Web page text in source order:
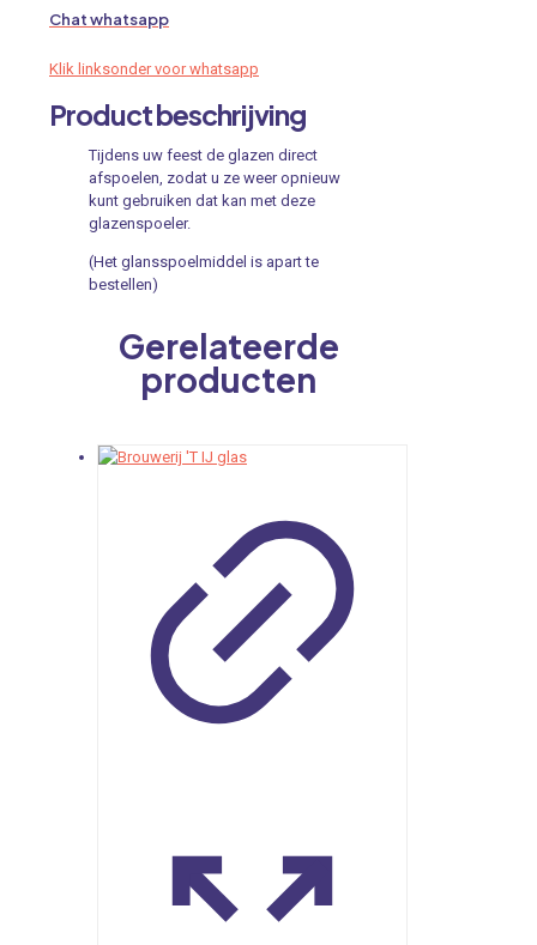
Chat whatsapp
Klik linksonder voor whatsapp
Product beschrijving
Tijdens uw feest de glazen direct
afspoelen, zodat u ze weer opnieuw
kunt gebruiken dat kan met deze
glazenspoeler.
(Het glansspoelmiddel is apart te
bestellen)
Gerelateerde
producten